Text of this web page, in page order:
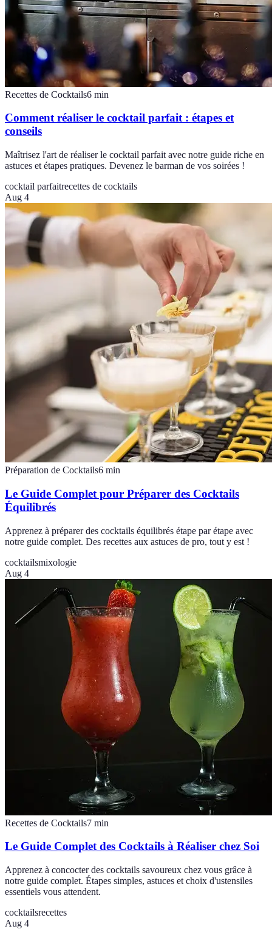
Recettes de Cocktails6 min
Comment réaliser le cocktail parfait : étapes et
conseils
Maîtrisez l'art de réaliser le cocktail parfait avec notre guide riche en
astuces et étapes pratiques. Devenez le barman de vos soirées !
cocktail parfaitrecettes de cocktails
Aug 4
Préparation de Cocktails6 min
Le Guide Complet pour Préparer des Cocktails
Équilibrés
Apprenez à préparer des cocktails équilibrés étape par étape avec
notre guide complet. Des recettes aux astuces de pro, tout y est !
cocktailsmixologie
Aug 4
Recettes de Cocktails7 min
Le Guide Complet des Cocktails à Réaliser chez Soi
Apprenez à concocter des cocktails savoureux chez vous grâce à
notre guide complet. Étapes simples, astuces et choix d'ustensiles
essentiels vous attendent.
cocktailsrecettes
Aug 4